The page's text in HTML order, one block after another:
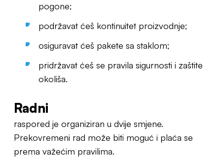
pogone;
podržavat ćeš kontinuitet proizvodnje;
osiguravat ćeš pakete sa staklom;
pridržavat ćeš se pravila sigurnosti i zaštite
okoliša.
Radni
raspored je organiziran u dvije smjene.
Prekovremeni rad može biti moguć i plaća se
prema važećim pravilima.